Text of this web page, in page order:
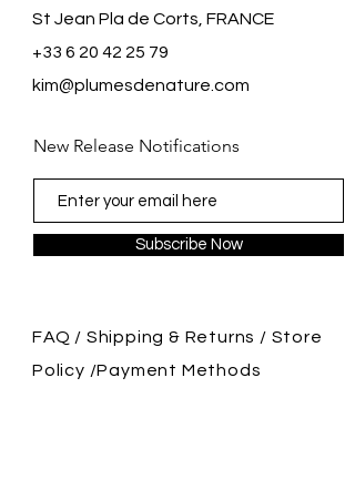
St Jean Pla de Corts, FRANCE
+33 6 20 42 25 79
kim@plumesdenature.com
New Release Notifications
Subscribe Now
FAQ / Shipping & Returns / Store
Policy /Payment Methods